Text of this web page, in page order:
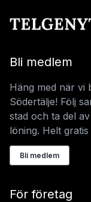
Bli medlem
Häng med när vi
Södertälje! Följ
stad och ta del
löning. Helt
Bli medlem
För företag